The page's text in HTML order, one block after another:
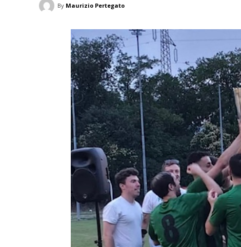
By Maurizio Pertegato